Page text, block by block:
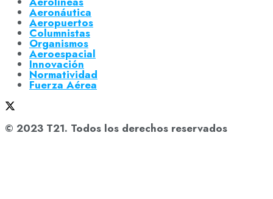
Aeronáutica
Aeropuertos
Columnistas
Organismos
Aeroespacial
Innovación
Normatividad
Fuerza Aérea
© 2023 T21. Todos los derechos reservados